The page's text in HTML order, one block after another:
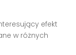
efekt
w różnych